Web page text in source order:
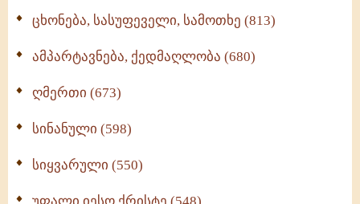
ცხონება, სასუფეველი, სამოთხე (813)
ამპარტავნება, ქედმაღლობა (680)
ღმერთი (673)
სინანული (598)
სიყვარული (550)